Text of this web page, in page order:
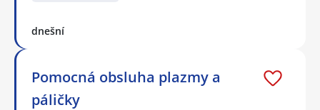
dnešní
Pomocná obsluha plazmy a
páličky